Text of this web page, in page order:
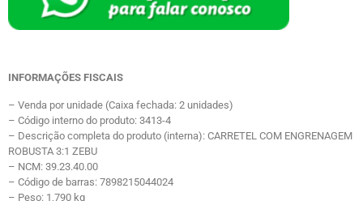
INFORMAÇÕES FISCAIS
– Venda por unidade (Caixa fechada: 2 unidades)
– Código interno do produto: 3413-4
– Descrição completa do produto (interna): CARRETEL COM ENGRENAGEM
ROBUSTA 3:1 ZEBU
– NCM: 39.23.40.00
– Código de barras: 7898215044024
– Peso: 1,790 kg